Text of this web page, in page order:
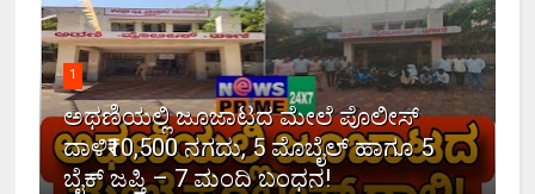
1
ಅಥಣಿಯಲ್ಲಿ ಜೂಜಾಟದ ಮೇಲೆ ಪೊಲೀಸ್
ದಾಳಿ₹10,500 ನಗದು, 5 ಮೊಬೈಲ್ ಹಾಗೂ 5
ಬೈಕ್ ಜಪ್ತಿ – 7 ಮಂದಿ ಬಂಧನ!